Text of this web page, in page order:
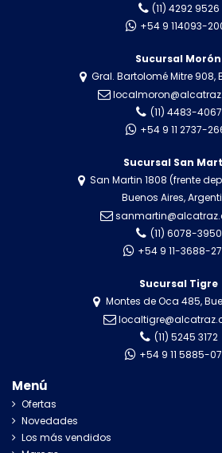
(11) 4292 9526
+54 9 114093-
Sucursal Morón
Gral. Bartolomé Mitre 908,
(11) 4483-4067
+54 9 11 2737-
Sucursal San
San Martin 1808 (frente
Buenos Aires,
(11) 6078-3950
+54 9 11-3688-
Sucursal Tigre
Montes de Oca 485,
(11) 5245 3172
+54 9 11 5885-
Menú
Ofertas
Novedades
Los más vendidos